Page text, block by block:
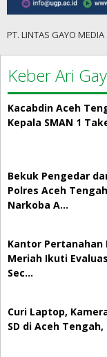
PT. LINTAS GAYO MEDIA
Keber Ari
Kacabdin Aceh
Kepala SMAN 1
Bekuk Pengedar
Polres Aceh
Narkoba A…
Kantor Pertanahan
Meriah Ikuti
Sec…
Curi Laptop,
SD di Aceh